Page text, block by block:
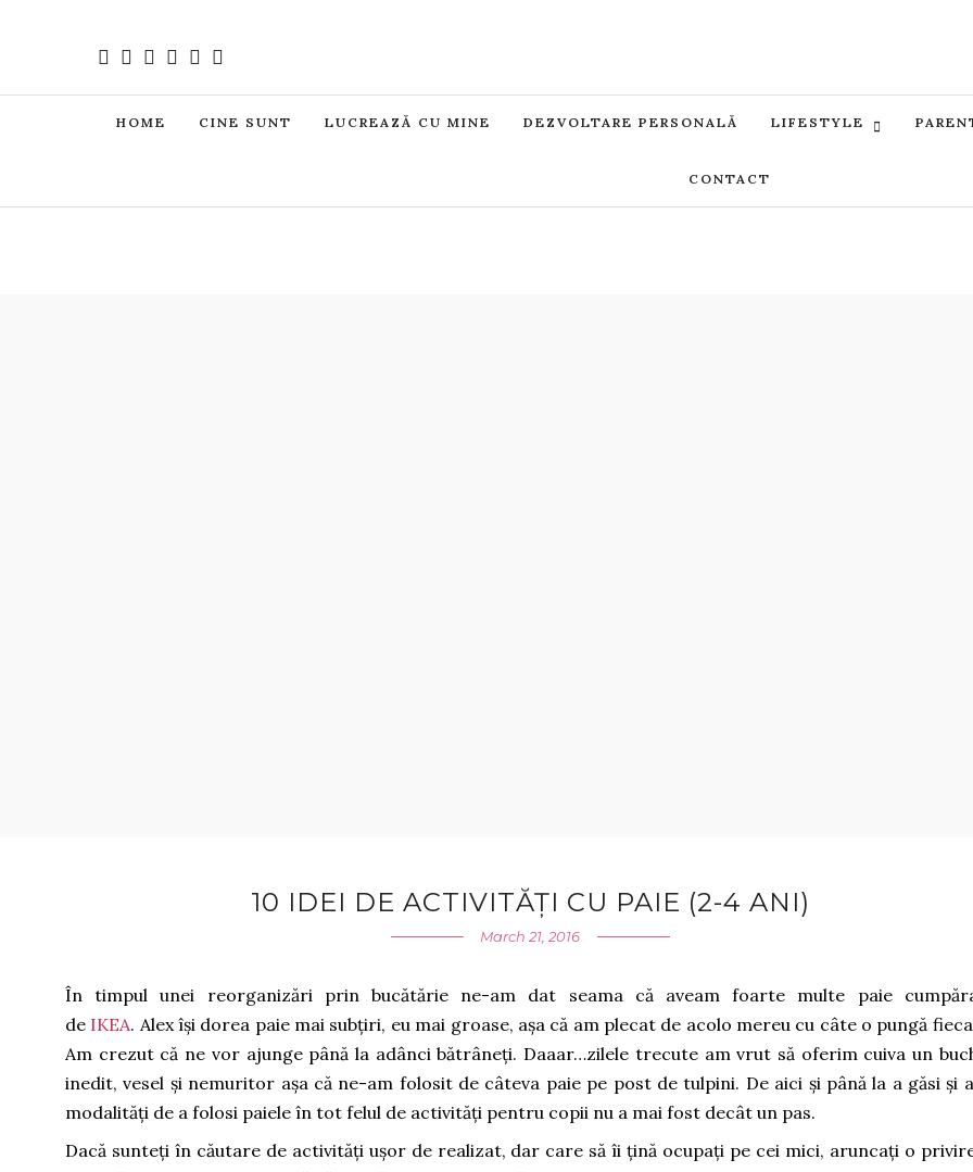
HOME CINE SUNT LUCREAZĂ CU MINE DEZVOLTARE PERSONALĂ LIFESTYLE
CONTACT
10 IDEI DE ACTIVITĂȚI CU PAIE (2-4 ANI)
March 21, 2016
În timpul unei reorganizări prin bucătărie ne-am dat seama că aveam foarte multe paie
de IKEA. Alex își dorea paie mai subțiri, eu mai groase, așa că am plecat de acolo mereu cu câte o pungă
Am crezut că ne vor ajunge până la adânci bătrâneți. Daaar…zilele trecute am vrut să oferim cuiva un
inedit, vesel și nemuritor așa că ne-am folosit de câteva paie pe post de tulpini. De aici și până la a găsi și
modalități de a folosi paiele în tot felul de activități pentru copii nu a mai fost decât un pas.
Dacă sunteți în căutare de activități ușor de realizat, dar care să îi țină ocupați pe cei mici, aruncați o